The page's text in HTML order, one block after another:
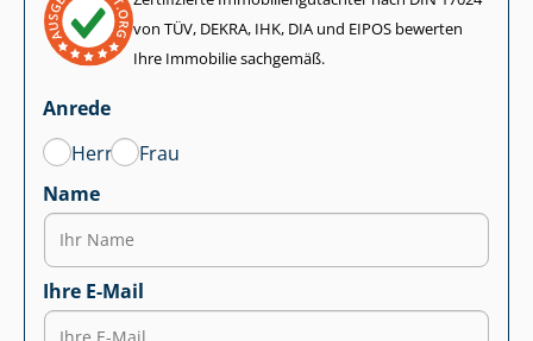
von TÜV, DEKRA, IHK, DIA und EIPOS bewerten
Ihre Immobilie sachgemäß.
Anrede
Herr
Frau
Name
Ihre E-Mail